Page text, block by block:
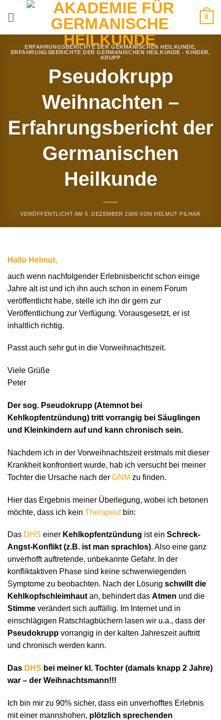
0
ERFAHRUNGSBERICHTE DER GERMANISCHEN HEILKUNDE,
ERFAHRUNGSBERICHTE DER GERMANISCHEN HEILKUNDE - KINDER,
KRUPP
Pseudokrupp
Weihnachten –
Erfahrungsbericht der
Germanischen
Heilkunde
VERÖFFENTLICHT AM 5. DEZEMBER 2008 VON HELMUT PILHAR
Hallo Helmut,
auch wenn nachfolgender Erlebnisbericht schon einige
Jahre alt ist und ich ihn auch schon in einem Forum
veröffentlicht habe, stelle ich ihn dir gern zur
Veröffentlichung zur Verfügung. Vorausgesetzt, er ist
inhaltlich richtig.
Passt auch sehr gut in die Vorweihnachtszeit.
Viele Grüße
Peter
Der sog. Pseudokrupp (Atemnot bei
Kehlkopfentzündung) tritt vorrangig bei Säuglingen
und Kleinkindern auf und kann chronisch sein.
Nachdem ich in der Vorweihnachtszeit erstmals mit dieser
Krankheit konfrontiert wurde, hab ich versucht bei meiner
Tochter die Ursache nach der GNM zu finden.
Hier das Ergebnis meiner Überlegung, wobei ich betonen
möchte, dass ich kein Therapeutbin:
Das DHS einer Kehlkopfentzündung ist ein Schreck-
Angst-Konflikt (z.B. ist man sprachlos). Also eine ganz
unverhofft auftretende, unbekannte Gefahr. In der
konfliktaktiven Phase sind keine schwerwiegenden
Symptome zu beobachten. Nach der Lösung schwillt die
Kehlkopfschleimhaut an, behindert das Atmen und die
Stimme verändert sich auffällig. Im Internet und in
einschlägigen Ratschlagbüchern lasen wir u.a., dass der
Pseudokrupp vorrangig in der kalten Jahreszeit auftritt
und chronisch werden kann.
Das DHS bei meiner kl. Tochter (damals knapp 2 Jahre)
war – der Weihnachtsmann!!!
Ich bin mir zu 90% sicher, dass ein unverhofftes Erlebnis
mit einer mannshohen, plötzlich sprechenden